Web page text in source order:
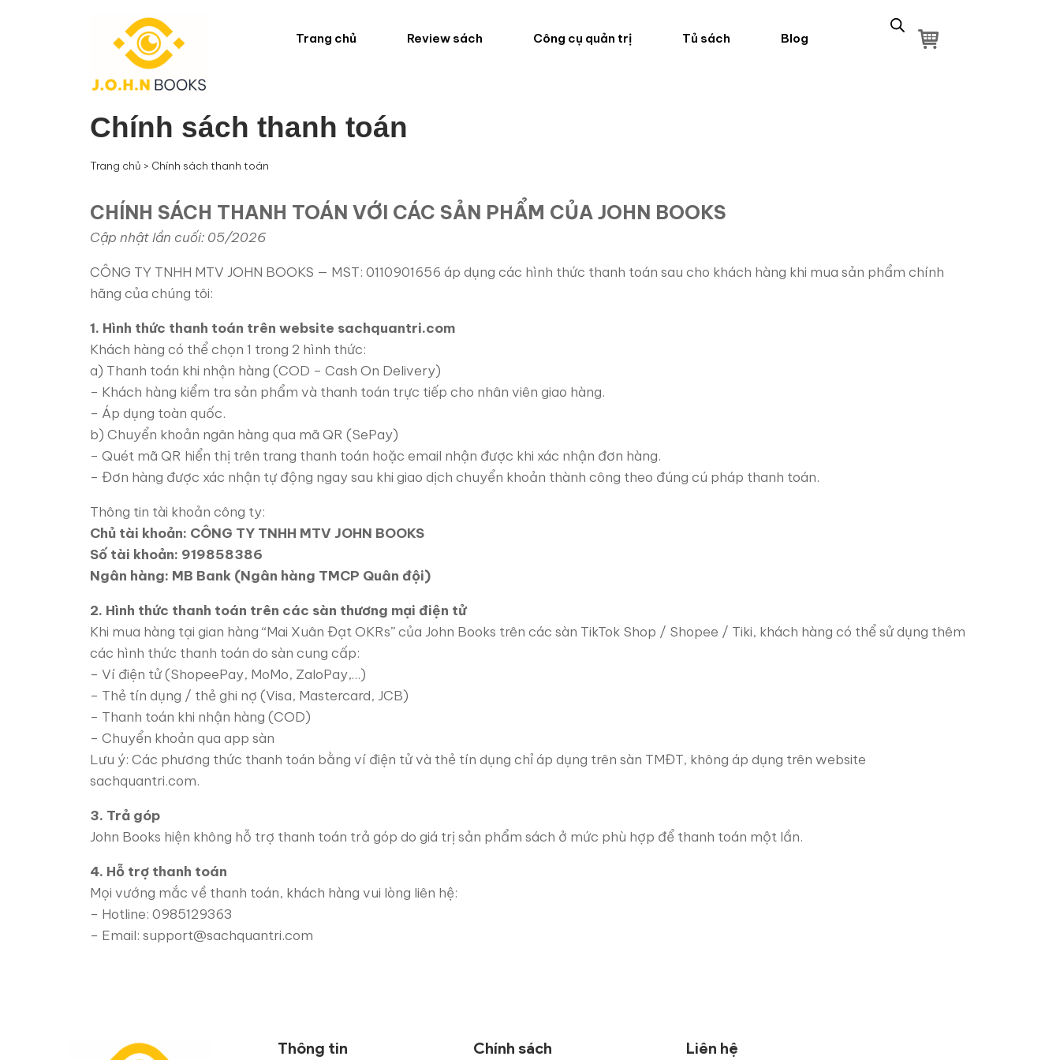
Trang chủ Review sách Công cụ quản trị Tủ sách Blog
Chính sách thanh toán
Trang chủ > Chính sách thanh toán
CHÍNH SÁCH THANH TOÁN VỚI CÁC SẢN PHẨM CỦA JOHN BOOKS
Cập nhật lần cuối: 05/2026
CÔNG TY TNHH MTV JOHN BOOKS — MST: 0110901656 áp dụng các hình thức thanh toán sau cho khách hàng khi mua sản phẩm chính
hãng của chúng tôi:
1. Hình thức thanh toán trên website sachquantri.com
Khách hàng có thể chọn 1 trong 2 hình thức:
a) Thanh toán khi nhận hàng (COD – Cash On Delivery)
– Khách hàng kiểm tra sản phẩm và thanh toán trực tiếp cho nhân viên giao hàng.
– Áp dụng toàn quốc.
b) Chuyển khoản ngân hàng qua mã QR (SePay)
– Quét mã QR hiển thị trên trang thanh toán hoặc email nhận được khi xác nhận đơn hàng.
– Đơn hàng được xác nhận tự động ngay sau khi giao dịch chuyển khoản thành công theo đúng cú pháp thanh toán.
Thông tin tài khoản công ty:
Chủ tài khoản: CÔNG TY TNHH MTV JOHN BOOKS
Số tài khoản: 919858386
Ngân hàng: MB Bank (Ngân hàng TMCP Quân đội)
2. Hình thức thanh toán trên các sàn thương mại điện tử
Khi mua hàng tại gian hàng “Mai Xuân Đạt OKRs” của John Books trên các sàn TikTok Shop / Shopee / Tiki, khách hàng có thể sử dụng thêm
các hình thức thanh toán do sàn cung cấp:
– Ví điện tử (ShopeePay, MoMo, ZaloPay,…)
– Thẻ tín dụng / thẻ ghi nợ (Visa, Mastercard, JCB)
– Thanh toán khi nhận hàng (COD)
– Chuyển khoản qua app sàn
Lưu ý: Các phương thức thanh toán bằng ví điện tử và thẻ tín dụng chỉ áp dụng trên sàn TMĐT, không áp dụng trên website
sachquantri.com.
3. Trả góp
John Books hiện không hỗ trợ thanh toán trả góp do giá trị sản phẩm sách ở mức phù hợp để thanh toán một lần.
4. Hỗ trợ thanh toán
Mọi vướng mắc về thanh toán, khách hàng vui lòng liên hệ:
– Hotline: 0985129363
– Email: support@sachquantri.com
Thông tin Chính sách Liên hệ